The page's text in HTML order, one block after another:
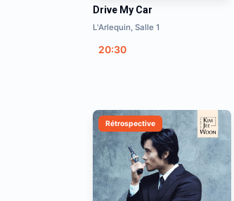
Drive My Car
L'Arlequin, Salle 1
20:30
Rétrospective